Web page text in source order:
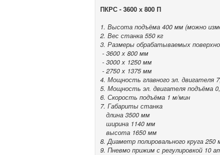
ПКРС - 3600 х 800 П
1. Высота подъёма 400 мм (можно
2. Вес станка 550 кг
3. Размеры обрабатываемых
- 3600 х 800 мм
- 3000 х 1250 мм
- 2750 х 1375 мм
4. Мощность главного эл. двигателя
5. Мощность эл. двигателя подъёма
6. Скорость подъёма 1 м/мин
7. Габариты станка
длина 3500 мм
ширина 1140 мм
высота 1650 мм
8. Диаметр полировального круга 250
9. Пневмо прижим с регулировкой 10